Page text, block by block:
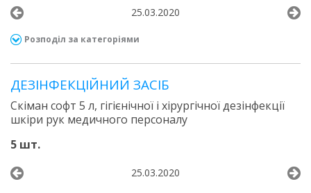
25.03.2020
Розподіл за категоріями
ДЕЗІНФЕКЦІЙНИЙ ЗАСІБ
Скіман софт 5 л, гігієнічної і хірургічної дезінфекції
шкіри рук медичного персоналу
5 шт.
25.03.2020